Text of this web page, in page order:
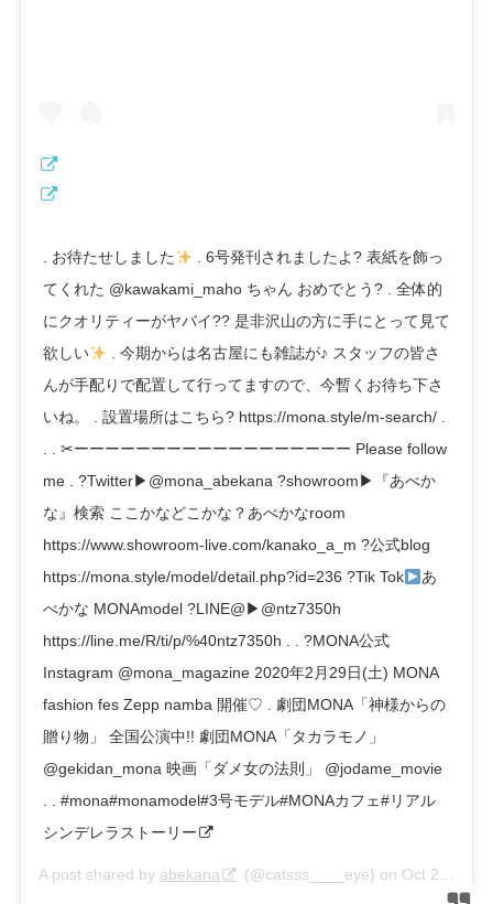
. お待たせしました
. 6号発刊されましたよ? 表紙を飾っ
てくれた @kawakami_maho ちゃん おめでとう? . 全体的
にクオリティーがヤバイ?? 是非沢山の方に手にとって見て
欲しい
. 今期からは名古屋にも雑誌が♪ スタッフの皆さ
んが手配りで配置して行ってますので、今暫くお待ち下さ
いね。 . 設置場所はこちら? https://mona.style/m-search/ .
. . ✂︎ーーーーーーーーーーーーーーーーーー Please follow
me . ?Twitter▶︎@mona_abekana ?showroom▶︎『あべか
な』検索 ここかなどこかな？あべかなroom
https://www.showroom-live.com/kanako_a_m ?公式blog
https://mona.style/model/detail.php?id=236 ?Tik Tok
あ
べかな ︎MONAmodel ?LINE@▶︎@ntz7350h
https://line.me/R/ti/p/%40ntz7350h . . ?MONA公式
Instagram @mona_magazine 2020年2月29日(土) MONA
fashion fes Zepp namba 開催♡ . 劇団MONA「神様からの
贈り物」 全国公演中!! 劇団MONA「タカラモノ」
@gekidan_mona 映画「ダメ女の法則」 @jodame_movie
. . #mona#monamodel#3号モデル#MONAカフェ#リアル
シンデレラストーリー
A post shared by abekana (@catsss____eye) on Oct 21, 2019 at 7:25am PDT